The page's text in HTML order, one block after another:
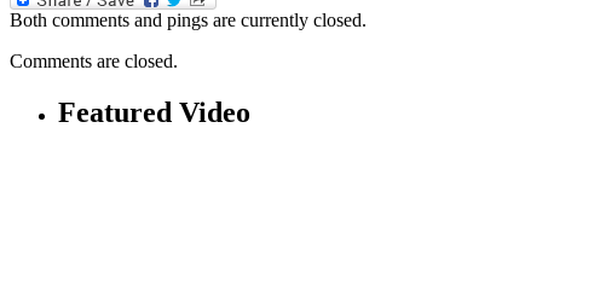
Both comments and pings are currently closed.
Comments are closed.
Featured Video